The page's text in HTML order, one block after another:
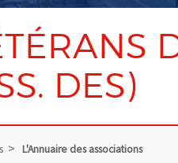
DES)
L'Annuaire des associations